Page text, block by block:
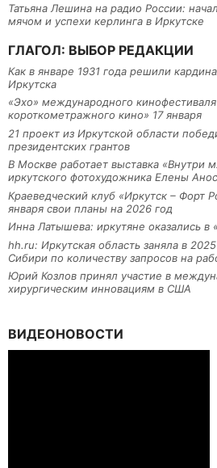
Татьяна Лешина на радио России:
мячом и успехи керлинга в Иркутске
ГЛАГОЛ: ВЫБОР РЕДАКЦИИ
Как в январе 1931 года решили
Иркутска
«Эхо» международного
короткометражного кино» 17 января
21 проект из Иркутской области
президентских грантов
В Москве работает выставка «Внутри
иркутского фотохудожника Елены
Краеведческий клуб «Иркутск – Форт
января свои планы на 2026 год
Инна Латышева: иркутяне оказались в
hh.ru: Иркутская область заняла в
Сибири по количеству запросов на
Юрий Козлов принял участие в
хирургическим инновациям в США
ВИДЕОНОВОСТИ